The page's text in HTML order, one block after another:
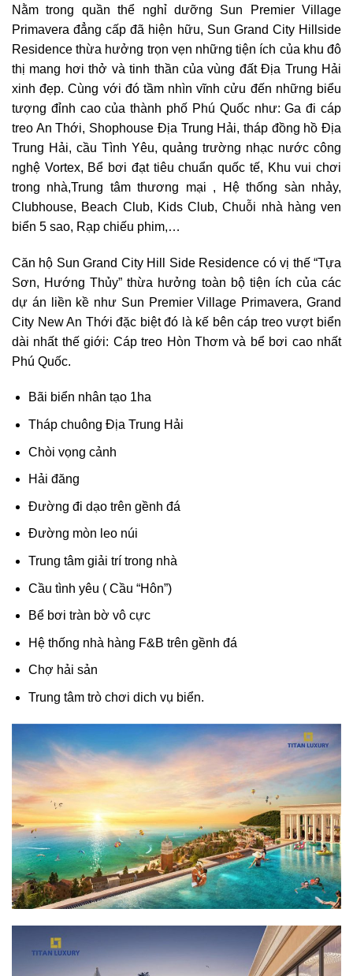
Nằm trong quần thể nghỉ dưỡng Sun Premier Village
Primavera đẳng cấp đã hiện hữu, Sun Grand City Hillside
Residence thừa hưởng trọn vẹn những tiện ích của khu đô
thị mang hơi thở và tinh thần của vùng đất Địa Trung Hải
xinh đẹp. Cùng với đó tầm nhìn vĩnh cửu đến những biểu
tượng đỉnh cao của thành phố Phú Quốc như: Ga đi cáp
treo An Thới, Shophouse Địa Trung Hải, tháp đồng hồ Địa
Trung Hải, cầu Tình Yêu, quảng trường nhạc nước công
nghệ Vortex, Bể bơi đạt tiêu chuẩn quốc tế, Khu vui chơi
trong nhà,Trung tâm thương mại , Hệ thống sàn nhảy,
Clubhouse, Beach Club, Kids Club, Chuỗi nhà hàng ven
biển 5 sao, Rạp chiếu phim,…
Căn hộ Sun Grand City Hill Side Residence có vị thế “Tựa
Sơn, Hướng Thủy” thừa hưởng toàn bộ tiện ích của các
dự án liền kề như Sun Premier Village Primavera, Grand
City New An Thới đặc biệt đó là kế bên cáp treo vượt biển
dài nhất thế giới: Cáp treo Hòn Thơm và bể bơi cao nhất
Phú Quốc.
Bãi biển nhân tạo 1ha
Tháp chuông Địa Trung Hải
Chòi vọng cảnh
Hải đăng
Đường đi dạo trên gềnh đá
Đường mòn leo núi
Trung tâm giải trí trong nhà
Cầu tình yêu ( Cầu “Hôn”)
Bể bơi tràn bờ vô cực
Hệ thống nhà hàng F&B trên gềnh đá
Chợ hải sản
Trung tâm trò chơi dich vụ biển.